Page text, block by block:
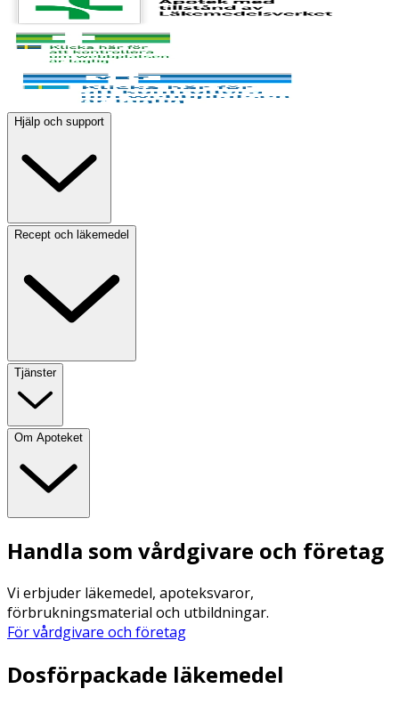
Hjälp och support
Recept och läkemedel
Tjänster
Om Apoteket
Handla som vårdgivare och företag
Vi erbjuder läkemedel, apoteksvaror,
förbrukningsmaterial och utbildningar.
För vårdgivare och företag
Dosförpackade läkemedel